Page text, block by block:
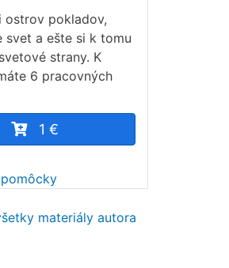
ostrov pokladov,
svet a ešte si k tomu
strany. K
6 pracovných
1 €
materiály autora